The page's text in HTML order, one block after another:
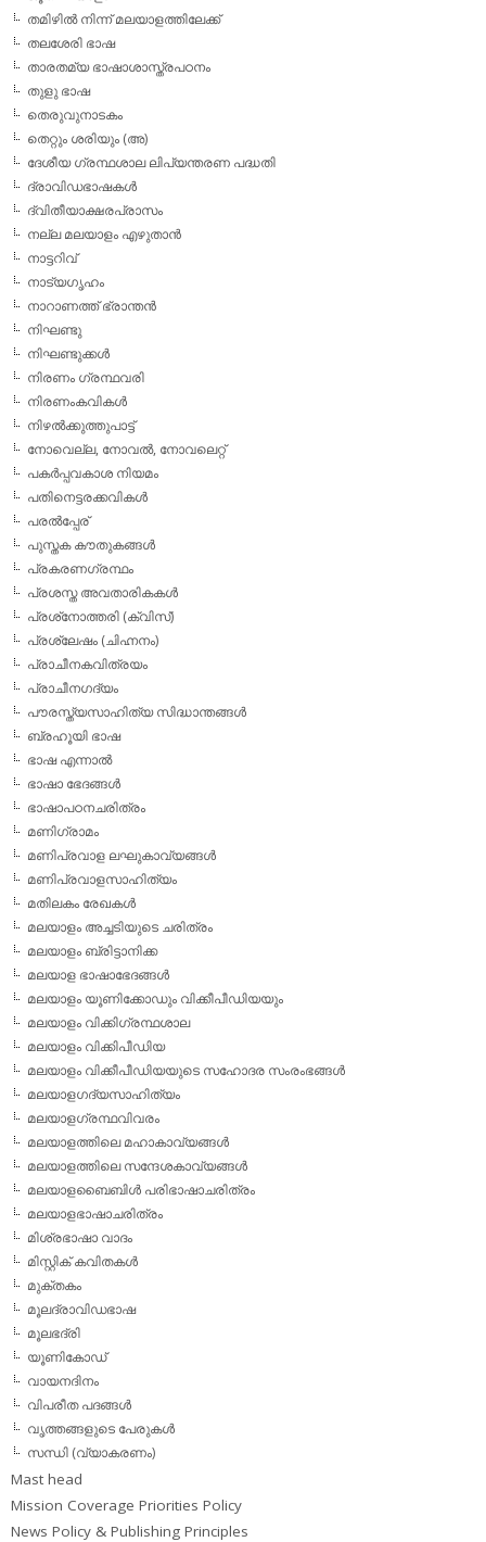
തമിഴില്‍ നിന്ന് മലയാളത്തിലേക്ക്
തലശേരി ഭാഷ
താരതമ്യ ഭാഷാശാസ്ത്രപഠനം
തുളു ഭാഷ
തെരുവുനാടകം
തെറ്റും ശരിയും (അ)
ദേശീയ ഗ്രന്ഥശാല ലിപ്യന്തരണ പദ്ധതി
ദ്രാവിഡഭാഷകള്‍
ദ്വിതീയാക്ഷരപ്രാസം
നല്ല മലയാളം എഴുതാന്‍
നാട്ടറിവ്
നാട്യഗൃഹം
നാറാണത്ത് ഭ്രാന്തന്‍
നിഘണ്ടു
നിഘണ്ടുക്കള്‍
നിരണം ഗ്രന്ഥവരി
നിരണംകവികള്‍
നിഴല്‍ക്കുത്തുപാട്ട്
നോവെല്ല, നോവല്‍, നോവലെറ്റ്
പകര്‍പ്പവകാശ നിയമം
പതിനെട്ടരക്കവികള്‍
പരല്‍പ്പേര്
പുസ്തക കൗതുകങ്ങള്‍
പ്രകരണഗ്രന്ഥം
പ്രശസ്ത അവതാരികകള്‍
പ്രശ്‌നോത്തരി (ക്വിസ്)
പ്രശ്ലേഷം (ചിഹ്നനം)
പ്രാചീനകവിത്രയം
പ്രാചീനഗദ്യം
പൗരസ്ത്യസാഹിത്യ സിദ്ധാന്തങ്ങള്‍
ബ്രഹൂയി ഭാഷ
ഭാഷ എന്നാല്‍
ഭാഷാ ഭേദങ്ങള്‍
ഭാഷാപഠനചരിത്രം
മണിഗ്രാമം
മണിപ്രവാള ലഘുകാവ്യങ്ങള്‍
മണിപ്രവാളസാഹിത്യം
മതിലകം രേഖകള്‍
മലയാളം അച്ചടിയുടെ ചരിത്രം
മലയാളം ബ്രിട്ടാനിക്ക
മലയാള ഭാഷാഭേദങ്ങള്‍
മലയാളം യൂണിക്കോഡും വിക്കീപീഡിയയും
മലയാളം വിക്കിഗ്രന്ഥശാല
മലയാളം വിക്കിപീഡിയ
മലയാളം വിക്കീപീഡിയയുടെ സഹോദര സംരംഭങ്ങള്‍
മലയാളഗദ്യസാഹിത്യം
മലയാളഗ്രന്ഥവിവരം
മലയാളത്തിലെ മഹാകാവ്യങ്ങള്‍
മലയാളത്തിലെ സന്ദേശകാവ്യങ്ങള്‍
മലയാളബൈബിള്‍ പരിഭാഷാചരിത്രം
മലയാളഭാഷാചരിത്രം
മിശ്രഭാഷാ വാദം
മിസ്റ്റിക് കവിതകള്‍
മുക്തകം
മൂലദ്രാവിഡഭാഷ
മൂലഭദ്രി
യൂണികോഡ്
വായനദിനം
വിപരീത പദങ്ങള്‍
വൃത്തങ്ങളുടെ പേരുകള്‍
സന്ധി (വ്യാകരണം)
Mast head
Mission Coverage Priorities Policy
News Policy & Publishing Principles